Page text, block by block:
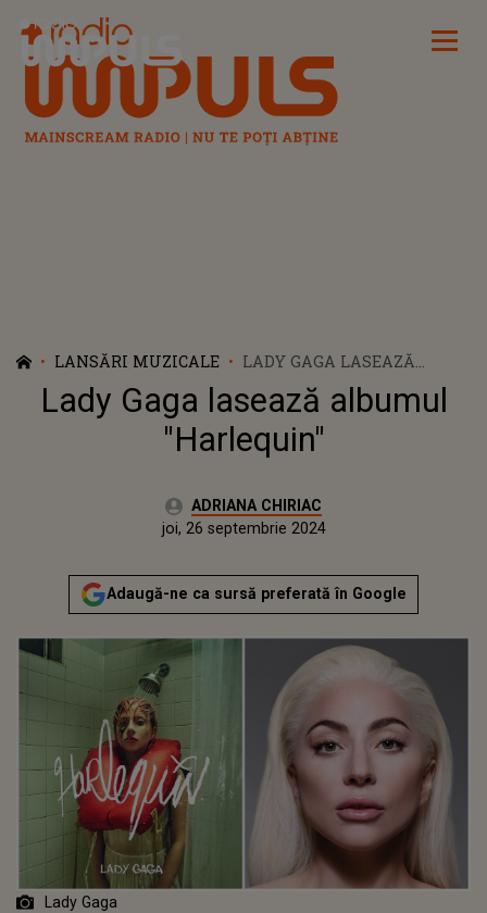
Radio Impuls
LANSĂRI MUZICALE
LADY GAGA LASEAZĂ
ALBUMUL "HARLEQUIN"
Lady Gaga lasează albumul
"Harlequin"
Autor:ADRIANA CHIRIAC
joi, 26 septembrie 2024Actualizat:
joi, 26 septembrie 2024
Adaugă-ne ca sursă preferată în Google
Lady Gaga